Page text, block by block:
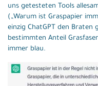
uns getesteten Tools
(„Warum ist Graspapier
einzig ChatGPT den Braten
bestimmten Anteil
immer blau.